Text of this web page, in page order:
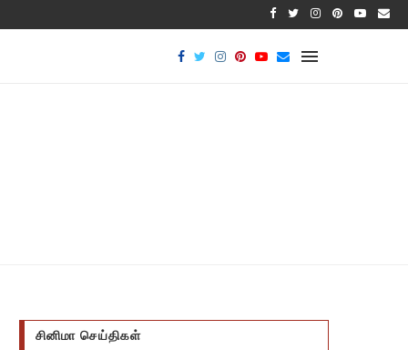
சினிமா செய்திகள்